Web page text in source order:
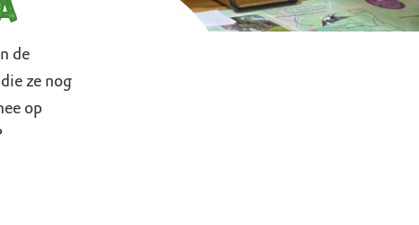
de
ze nog
op